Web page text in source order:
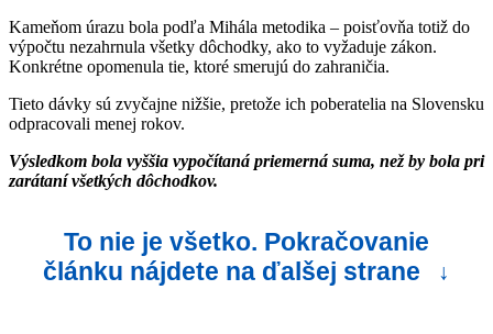
Kameňom úrazu bola podľa Mihála metodika – poisťovňa totiž do
výpočtu nezahrnula všetky dôchodky, ako to vyžaduje zákon.
Konkrétne opomenula tie, ktoré smerujú do zahraničia.
Tieto dávky sú zvyčajne nižšie, pretože ich poberatelia na Slovensku
odpracovali menej rokov.
Výsledkom bola vyššia vypočítaná priemerná suma, než by bola pri
zarátaní všetkých dôchodkov.
To nie je všetko. Pokračovanie
článku nájdete na ďalšej strane
↓